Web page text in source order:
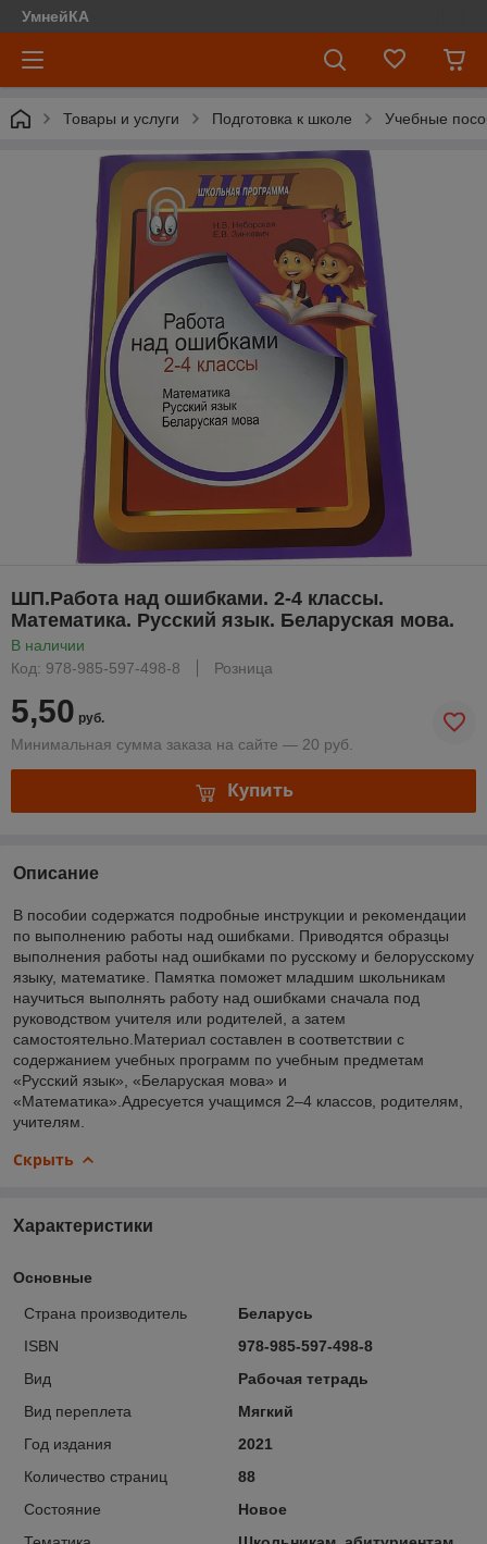
УмнейКА
Товары и услуги Подготовка к школе Учебные
ШП.Работа над ошибками. 2-4 классы.
Математика. Русский язык. Беларуская мова.
В наличии
Код: 978-985-597-498-8
Розница
5,50 руб.
Минимальная сумма заказа на сайте — 20 руб.
Купить
Описание
В пособии содержатся подробные инструкции и рекомендации
по выполнению работы над ошибками. Приводятся образцы
выполнения работы над ошибками по русскому и белорусскому
языку, математике. Памятка поможет младшим школьникам
научиться выполнять работу над ошибками сначала под
руководством учителя или родителей, а затем
самостоятельно.Материал составлен в соответствии с
содержанием учебных программ по учебным предметам
«Русский язык», «Беларуская мова» и
«Математика».Адресуется учащимся 2–4 классов, родителям,
учителям.
Скрыть
Характеристики
Основные
Страна производитель
Беларусь
ISBN
978-985-597-498-8
Вид
Рабочая тетрадь
Вид переплета
Мягкий
Год издания
2021
Количество страниц
88
Состояние
Новое